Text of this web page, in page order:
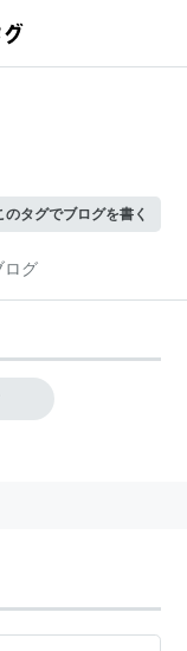
のタグでブログを書く
ログ